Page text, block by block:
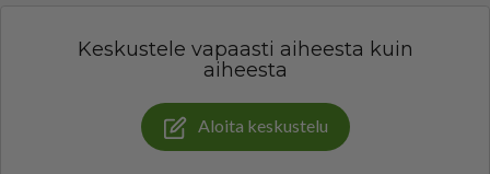
Keskustele vapaasti aiheesta kuin
aiheesta
Aloita keskustelu